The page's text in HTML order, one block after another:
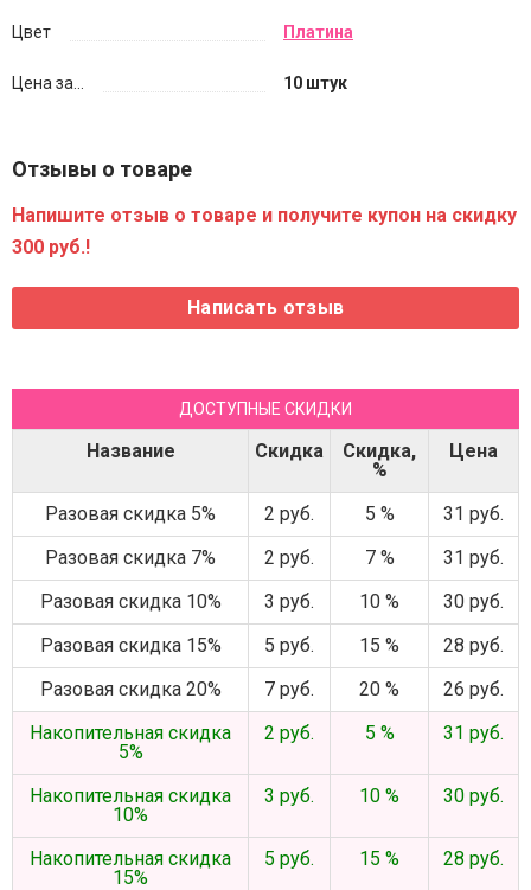
Цвет Платина
Цена за... 10 штук
Отзывы о товаре
Напишите отзыв о товаре и получите купон на скидку
300 руб.!
ДОСТУПНЫЕ СКИДКИ
Название Скидка
Скидка,
%
Цена
Разовая скидка 5% 2 руб. 5 %
31 руб.
Разовая скидка 7%
2 руб. 7 %
31 руб.
Разовая скидка 10%
3 руб. 10 %
30 руб.
Разовая скидка 15%
5 руб. 15 %
28 руб.
Разовая скидка 20%
7 руб. 20 %
26 руб.
Накопительная скидка
5%
2 руб. 5 % 31 руб.
Накопительная скидка
10%
3 руб. 10 % 30 руб.
Накопительная скидка
15%
5 руб. 15 % 28 руб.